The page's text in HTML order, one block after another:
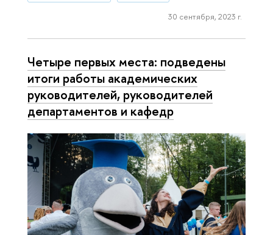
30 сентября, 2023 г.
Четыре первых места: подведены
итоги работы академических
руководителей, руководителей
департаментов и кафедр